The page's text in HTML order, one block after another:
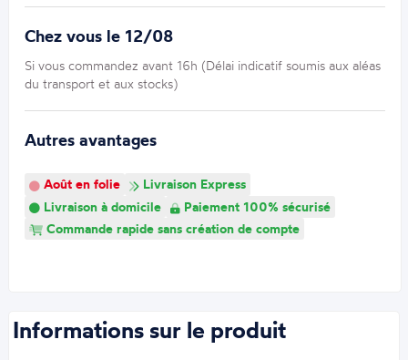
Chez vous le 12/08
Si vous commandez avant 16h (Délai indicatif soumis aux aléas
du transport et aux stocks)
Autres avantages
Août en folie
Livraison Express
Livraison à domicile
Paiement 100% sécurisé
Commande rapide sans création de compte
Informations sur le produit